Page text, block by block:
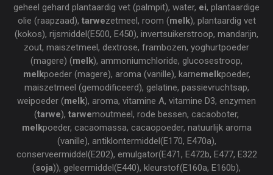
geheel gehard plantaardig vet (palmpit), water, ei, plantaardige
olie (raapzaad), tarwezetmeel, room (melk), plantaardig vet
(kokos), rijsmiddel(E500, E450), invertsuikerstroop, mandarijn,
zout, maiszetmeel, dextrose, frambozen, yoghurtpoeder
(magere) (melk), ammoniumchloride, glucosestroop,
melkpoeder (magere), aroma (vanille), karnemelkpoeder,
maiszetmeel (gemodificeerd), gelatine, passievruchtsap,
weipoeder (melk), aroma, vitamine A, vitamine D3, enzymen
(tarwe), tarwemoutmeel, rode bessen, cacaoboter,
melkpoeder, cacaomassa, cacaopoeder, natuurlijk aroma
(vanille), antiklontermiddel(E170, E470a),
conserveermiddel(E202), emulgator(E471, E472b, E477, E322
(soja)), geleermiddel(E440), kleurstof(E160a, E160b),